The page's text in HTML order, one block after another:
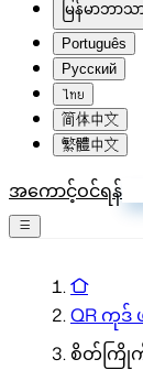
မြန်မာဘာသ
Português
Русский
ไทย
简体中文
繁體中文
အကောင့်ဝင်ရန်
QR ကုဒ်
စိတ်ကြိုက်